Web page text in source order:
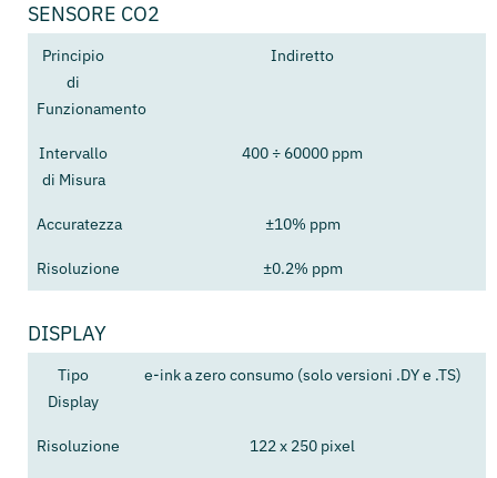
SENSORE CO2
Principio
di
Funzionamento
Indiretto
Intervallo
di Misura
400 ÷ 60000 ppm
Accuratezza ±10% ppm
Risoluzione ±0.2% ppm
DISPLAY
Tipo
Display
e-ink a zero consumo (solo versioni .DY e .TS)
Risoluzione 122 x 250 pixel